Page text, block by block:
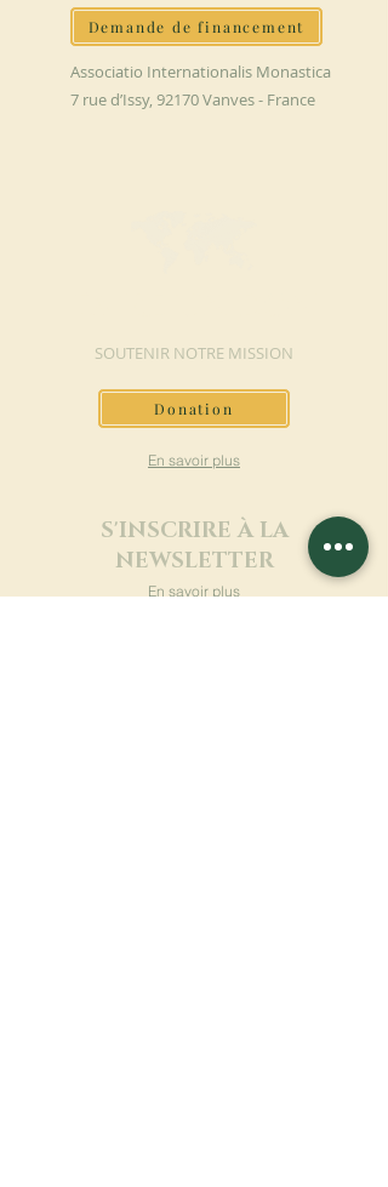
Demande de financement
Associatio Internationalis Monastica
7 rue d’Issy, 92170 Vanves - France
SOUTENIR NOTRE MISSION
Donation
En savoir plus
S'INSCRIRE À LA
NEWSLETTER
En savoir plus